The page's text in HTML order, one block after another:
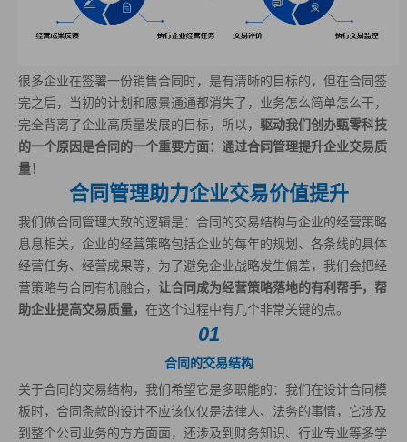
很多企业在签署一份销售合同时，是有清晰的目标的，但在合同签
完之后，当初的计划和愿景通通都消失了，业务怎么简单怎么干，
完全背离了企业高质量发展的目标，所以， 驱动我们创办甄零科技
的一个原因是合同的一个重要方面：通过合同管理提升企业交易质
量！
合同管理助力企业交易价值提升
我们做合同管理大致的逻辑是：合同的交易结构与企业的经营策略
息息相关，企业的经营策略包括企业的每年的规划、各条线的具体
经营任务、经营成果等，为了避免企业战略发生偏差，我们会把经
营策略与合同有机融合， 让合同成为经营策略落地的有利帮手，帮
助企业提高交易质量， 在这个过程中有几个非常关键的点。
01
合同的交易结构
关于合同的交易结构，我们希望它是多职能的：我们在设计合同模
板时，合同条款的设计不应该仅仅是法律人、法务的事情，它涉及
到整个公司业务的方方面面，还涉及到财务知识、行业专业等多学